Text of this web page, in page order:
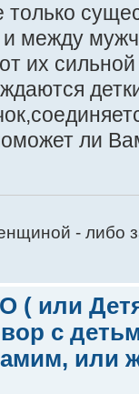
только
между
их
ли
- либо
( или
с
или